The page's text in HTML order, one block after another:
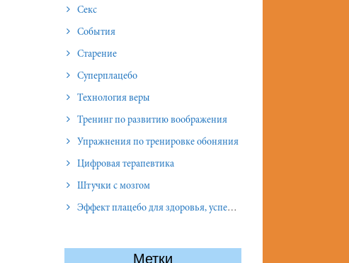
Секс
События
Старение
Суперплацебо
Технология веры
Тренинг по развитию воображения
Упражнения по тренировке обоняния
Цифровая терапевтика
Штучки с мозгом
Эффект плацебо для здоровья, успеха и отношений
Метки